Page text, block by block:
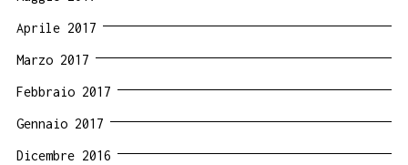
Aprile 2017
Marzo 2017
Febbraio 2017
Gennaio 2017
Dicembre 2016